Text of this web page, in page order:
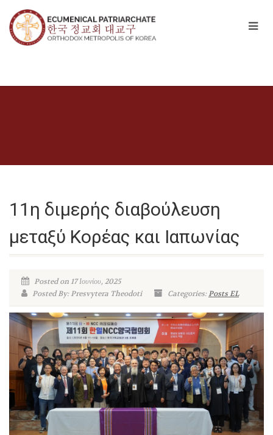
11η διμερής διαβούλευση
μεταξύ Κορέας και Ιαπωνίας
Posted on 17 Ιουνίου, 2025
Posted By: Presvytera Theodoti
Categories:Posts EL